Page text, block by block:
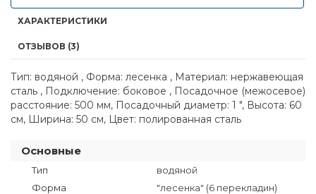
ХАРАКТЕРИСТИКИ
ОТЗЫВОВ (3)
Тип: водяной , Форма: лесенка , Материал: нержавеющая
сталь , Подключение: боковое , Посадочное (межосевое)
расстояние: 500 мм, Посадочный диаметр: 1 ", Высота: 60
см, Ширина: 50 см, Цвет: полированная сталь
Основные
Тип
водяной
Форма
"лесенка" (6 перекладин)